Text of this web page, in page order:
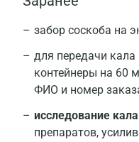
забор соскоба на
для передачи
контейнеры на 60
ФИО и номер
исследование кала
препаратов,